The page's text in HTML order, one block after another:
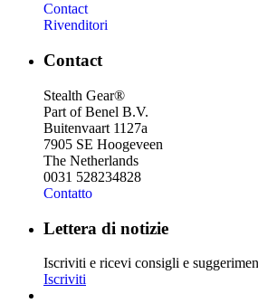
Contact
Rivenditori
Contact
Stealth Gear®
Part of Benel B.V.
Buitenvaart 1127a
7905 SE Hoogeveen
The Netherlands
0031 528234828
Contatto
Lettera di notizie
Iscriviti e ricevi consigli e
Iscriviti